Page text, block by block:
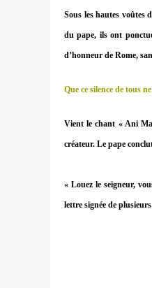
Sous les hautes voûtes
du pape, ils ont
d’honneur de Rome,
Que ce silence de tous
Vient le chant « Ani
créateur. Le pape
« Louez le seigneur,
lettre signée de